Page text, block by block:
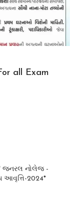
all Exam
'' જનરલ નોલેજ -
આવૃત્તિ-2024*